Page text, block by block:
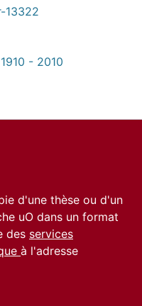
13322
- 2010
d'une thèse ou d'un
uO dans un format
des services
à l'adresse